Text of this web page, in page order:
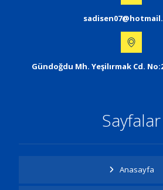
Gündoğdu Mh. Yeşilırmak Cd.
Sayfalar
Anasayfa